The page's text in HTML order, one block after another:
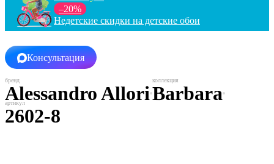
–20%
Недетские скидки на детские обои
Консультация
Alessandro AlloriBarbara
2602-8